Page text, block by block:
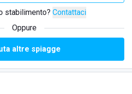
stabilimento? Contattaci
Oppure
altre spiagge